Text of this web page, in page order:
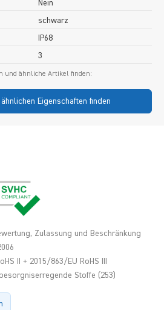
Nein
schwarz
IP68
3
und ähnliche Artikel finden:
Eigenschaften finden
Zulassung und Beschränkung
II + 2015/863/EU RoHS III
Stoffe (253)